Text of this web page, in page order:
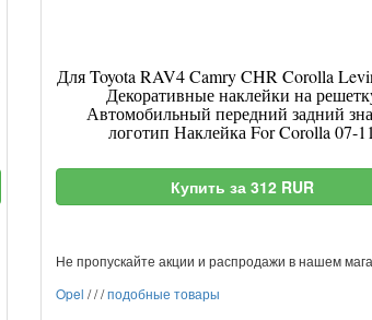
Для Toyota RAV4 Camry CHR Corolla
Декоративные наклейки на
Автомобильный передний задний
логотип Наклейка For Corolla 07-11
Купить за 312 RUR
Не пропускайте акции и распродажи в нашем
Opel ///подобные товары